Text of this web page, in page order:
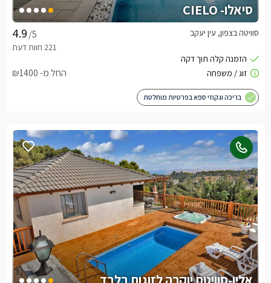
סיאלו- CIELO
/5 סוויטה בצפון, עין יעקב
החל מ- ₪1400
בריכה וגקוזי ספא בפרטיות מוחלטת